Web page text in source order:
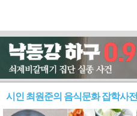
시인 최원준의 음식문화 잡학사전